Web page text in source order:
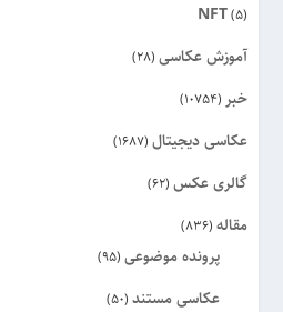
NFT(5)
آموزش عکاسی (28)
خبر (10754)
عکاسی دیجیتال (1687)
گالری عکس (62)
مقاله (836)
پرونده موضوعی (95)
عکاسی مستند (50)